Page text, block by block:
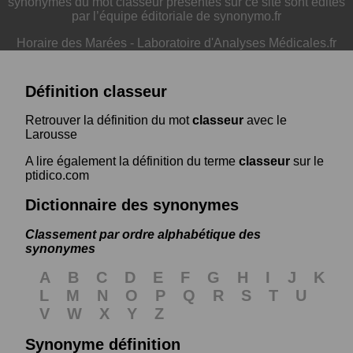
par l’équipe éditoriale de synonymo.fr
Horaire des Marées - Laboratoire d'Analyses Médicales.fr
Définition classeur
Retrouver la définition du motclasseur avec le
Larousse
A lire également la définition du terme classeur sur le
ptidico.com
Dictionnaire des synonymes
Classement par ordre alphabétique des
synonymes
A B C D E F G H I J
K
L
M N O P Q R S T
U
V
W X Y
Z
Synonyme définition